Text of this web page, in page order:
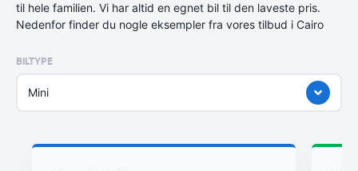
til hele familien. Vi har altid en egnet bil til den laveste pris.
Nedenfor finder du nogle eksempler fra vores tilbud i Cairo
BILTYPE
Mini